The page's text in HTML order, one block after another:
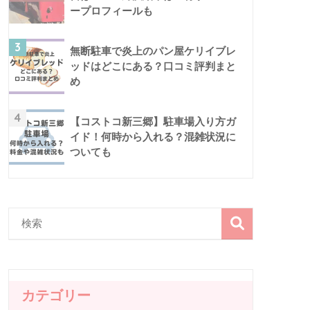
ープロフィールも
3
無断駐車で炎上のパン屋ケリイブレ
ッドはどこにある？口コミ評判まと
め
4
【コストコ新三郷】駐車場入り方ガ
イド！何時から入れる？混雑状況に
ついても
カテゴリー